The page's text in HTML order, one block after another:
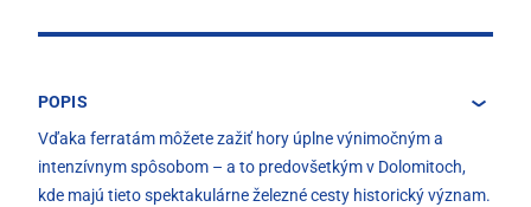
POPIS
Vďaka ferratám môžete zažiť hory úplne výnimočným a
intenzívnym spôsobom – a to predovšetkým v Dolomitoch,
kde majú tieto spektakulárne železné cesty historický význam.